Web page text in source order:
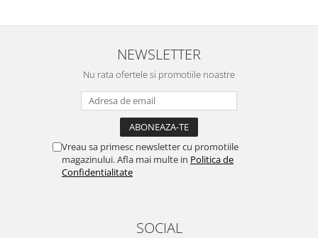
NEWSLETTER
Nu rata ofertele si promotiile noastre
Vreau sa primesc newsletter cu promotiile
magazinului. Afla mai multe in Politica de
Confidentialitate
SOCIAL